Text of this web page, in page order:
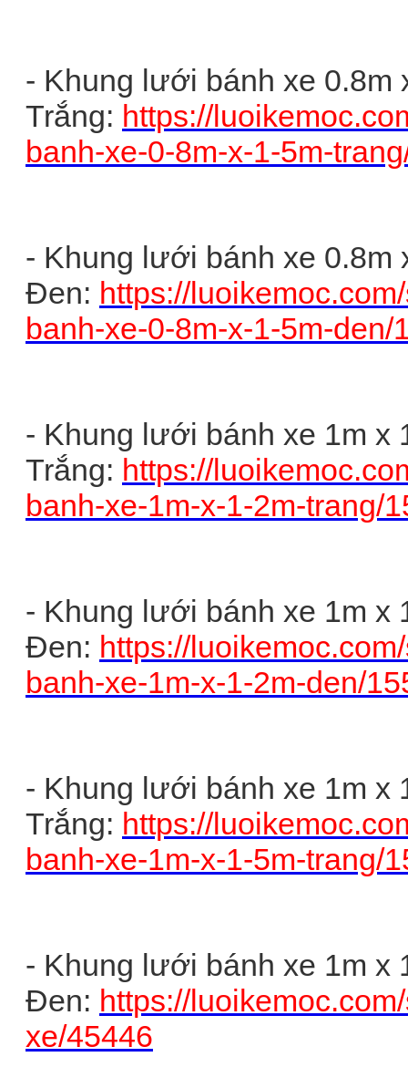
- Khung lưới bánh xe 0.8m
Trắng: https://
banh-xe-0-8m-x-1-5m-
- Khung lưới bánh xe 0.8m
Đen: https://
banh-xe-0-8m-x-1-5m-den/
- Khung lưới bánh xe 1m x
Trắng: https://
banh-xe-1m-x-1-2m-trang/
- Khung lưới bánh xe 1m x
Đen: https://
banh-xe-1m-x-1-2m-den/
- Khung lưới bánh xe 1m x
Trắng: https://
banh-xe-1m-x-1-5m-trang/
- Khung lưới bánh xe 1m x
Đen: https://
xe/45446